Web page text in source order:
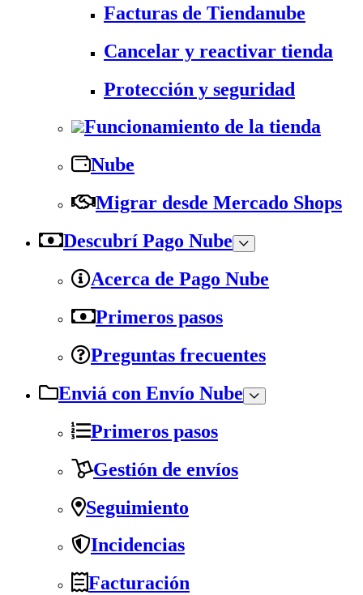
Facturas de Tiendanube
Cancelar y reactivar tienda
Protección y seguridad
Funcionamiento de la tienda
Nube
Migrar desde Mercado Shops
Descubrí Pago Nube
Acerca de Pago Nube
Primeros pasos
Preguntas frecuentes
Enviá con Envío Nube
Primeros pasos
Gestión de envíos
Seguimiento
Incidencias
Facturación